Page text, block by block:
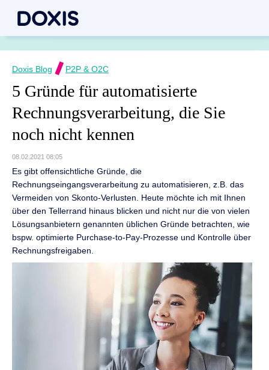
Doxis Blog P2P & O2C
5 Gründe für automatisierte
Rechnungs­verarbeitung, die Sie
noch nicht kennen
08.02.2021 08:05
Es gibt offensichtliche Gründe, die
Rechnungseingangsverarbeitung zu automatisieren, z.B. das
Vermeiden von Skonto-Verlusten. Heute möchte ich mit Ihnen
über den Tellerrand hinaus blicken und nicht nur die von vielen
Lösungsanbietern genannten üblichen Gründe betrachten, wie
bspw. optimierte Purchase-to-Pay-Prozesse und Kontrolle über
Rechnungsfreigaben.